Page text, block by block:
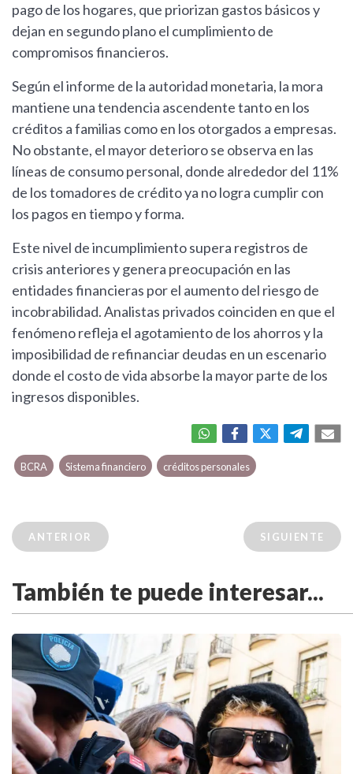
pago de los hogares, que priorizan gastos básicos y
dejan en segundo plano el cumplimiento de
compromisos financieros.
Según el informe de la autoridad monetaria, la mora
mantiene una tendencia ascendente tanto en los
créditos a familias como en los otorgados a empresas.
No obstante, el mayor deterioro se observa en las
líneas de consumo personal, donde alrededor del 11%
de los tomadores de crédito ya no logra cumplir con
los pagos en tiempo y forma.
Este nivel de incumplimiento supera registros de
crisis anteriores y genera preocupación en las
entidades financieras por el aumento del riesgo de
incobrabilidad. Analistas privados coinciden en que el
fenómeno refleja el agotamiento de los ahorros y la
imposibilidad de refinanciar deudas en un escenario
donde el costo de vida absorbe la mayor parte de los
ingresos disponibles.
BCRA Sistema financiero créditos personales
ANTERIOR SIGUIENTE
También te puede interesar...